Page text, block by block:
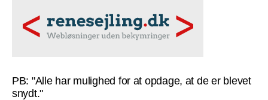
PB: "Alle har mulighed for at opdage, at de er blevet
snydt."